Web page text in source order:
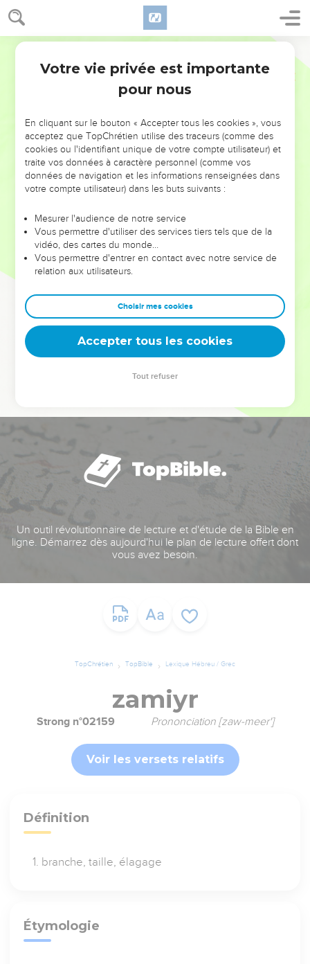
NE MANQUEZ PAS L’ÉVÉNEMENT
DE L’ANNÉE !
ET SI LEURS ERREURS POUVAIENT VOUS ÉVITER LES
VOTRES ?
leur foi ou leur vision. Mais on voit moins les doutes, les erreurs
et les saisons difficiles qu'ils ont traversés, alors même que ce
sont elles qui les ont façonnés.
Dans cette conférence, leaders, entrepreneurs, et responsables
clés pour avancer avec plus de sagesse afin que leurs erreurs
deviennent vos tremplins. Que vous guidiez un ministère, une
équipe, un groupe ou une famille, leur expérience est faite
Un outil révolutionnaire de lecture et d'étude de la Bible en
ligne. Démarrez dès aujourd'hui le plan de lecture offert dont
vous avez besoin.
TopChrétien TopBible Lexique Hébreu / Grec
zamiyr
Strong n°02159 Prononciation [zaw-meer']
Voir les versets relatifs
Définition
branche, taille, élagage
Étymologie
Votre vie privée est importante
pour nous
En cliquant sur le bouton « Accepter tous les cookies », vous
acceptez que TopChrétien utilise des traceurs (comme des
cookies ou l'identifiant unique de votre compte utilisateur) et
traite vos données à caractère personnel (comme vos
données de navigation et les informations renseignées dans
votre compte utilisateur) dans les buts suivants :
Mesurer l'audience de notre service
Vous permettre d'utiliser des services tiers tels que de la
vidéo, des cartes du monde…
Vous permettre d'entrer en contact avec notre service de
relation aux utilisateurs.
Choisir mes cookies
Accepter tous les cookies
Tout refuser